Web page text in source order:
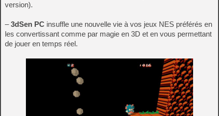
version).
–3dSen PC insuffle une nouvelle vie à vos jeux NES préférés en
les convertissant comme par magie en 3D et en vous permettant
de jouer en temps réel.